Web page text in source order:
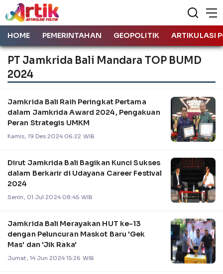
HOME PEMERINTAHAN GEOPOLITIK ARTIKULASI
PT Jamkrida Bali Mandara TOP BUMD
2024
Jamkrida Bali Raih Peringkat Pertama
dalam Jamkrida Award 2024, Pengakuan
Peran Strategis UMKM
Kamis, 19 Des 2024 06:22 WIB
Dirut Jamkrida Bali Bagikan Kunci Sukses
dalam Berkarir di Udayana Career Festival
2024
Senin, 01 Jul 2024 08:45 WIB
Jamkrida Bali Merayakan HUT ke-13
dengan Peluncuran Maskot Baru 'Gek
Mas' dan 'Jik Raka'
Jumat, 14 Jun 2024 15:26 WIB